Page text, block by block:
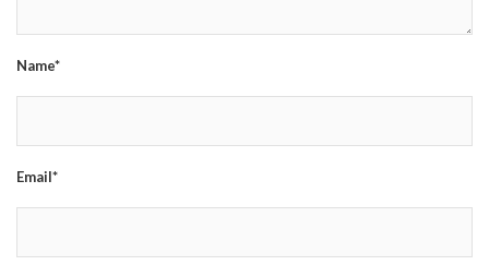
Name*
Email*